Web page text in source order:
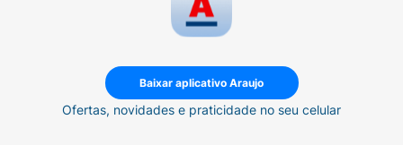
Baixar aplicativo Araujo
Ofertas, novidades e praticidade no seu celular